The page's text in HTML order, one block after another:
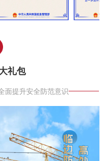
礼包
面提升安全防范意识